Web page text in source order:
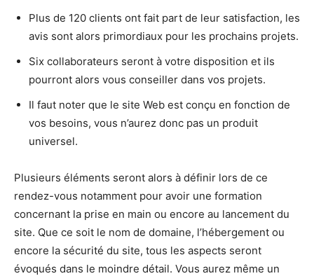
Plus de 120 clients ont fait part de leur satisfaction, les
avis sont alors primordiaux pour les prochains projets.
Six collaborateurs seront à votre disposition et ils
pourront alors vous conseiller dans vos projets.
Il faut noter que le site Web est conçu en fonction de
vos besoins, vous n’aurez donc pas un produit
universel.
Plusieurs éléments seront alors à définir lors de ce
rendez-vous notamment pour avoir une formation
concernant la prise en main ou encore au lancement du
site. Que ce soit le nom de domaine, l’hébergement ou
encore la sécurité du site, tous les aspects seront
évoqués dans le moindre détail. Vous aurez même un